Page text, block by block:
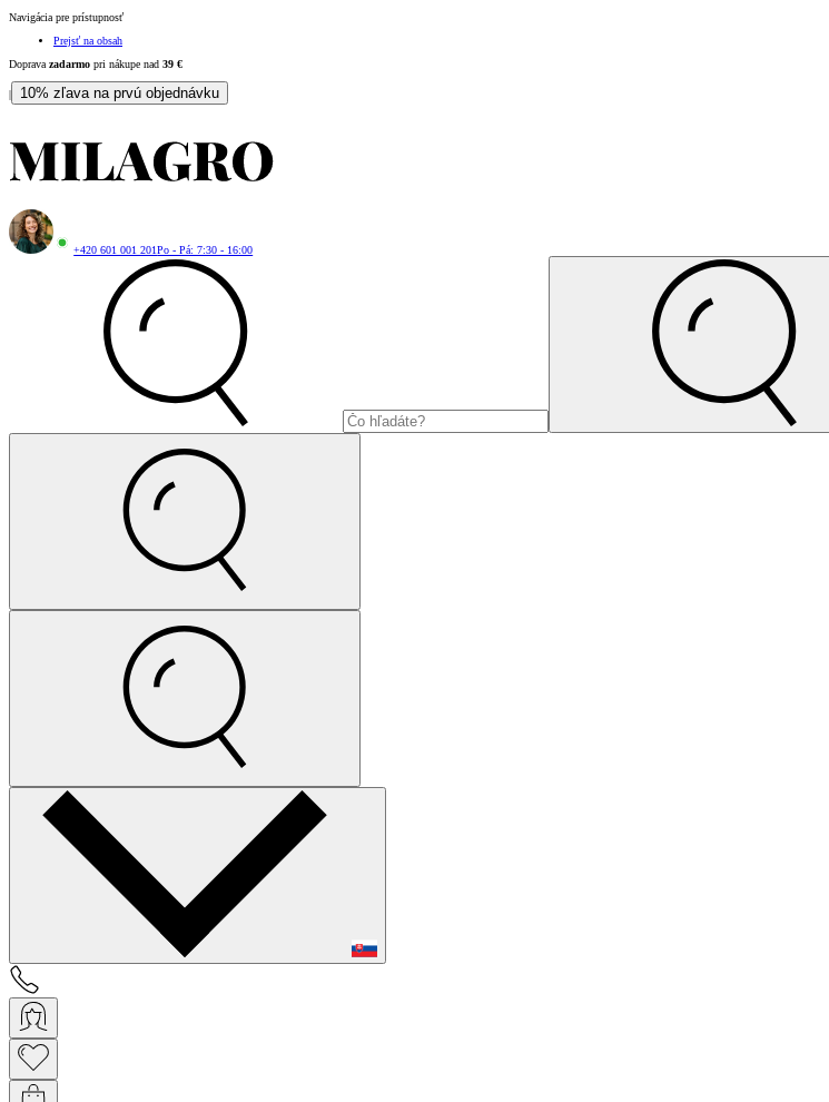
Navigácia pre prístupnosť
Prejsť na obsah
Doprava zadarmo pri nákupe nad 39 €
| 10% zľava na prvú objednávku
+420 601 001 201Po - Pá: 7:30 - 16:00